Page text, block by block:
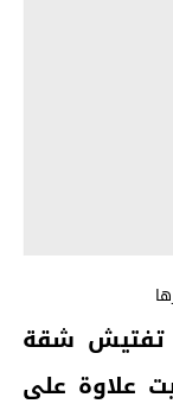
تفتيش شقة
علاوة على